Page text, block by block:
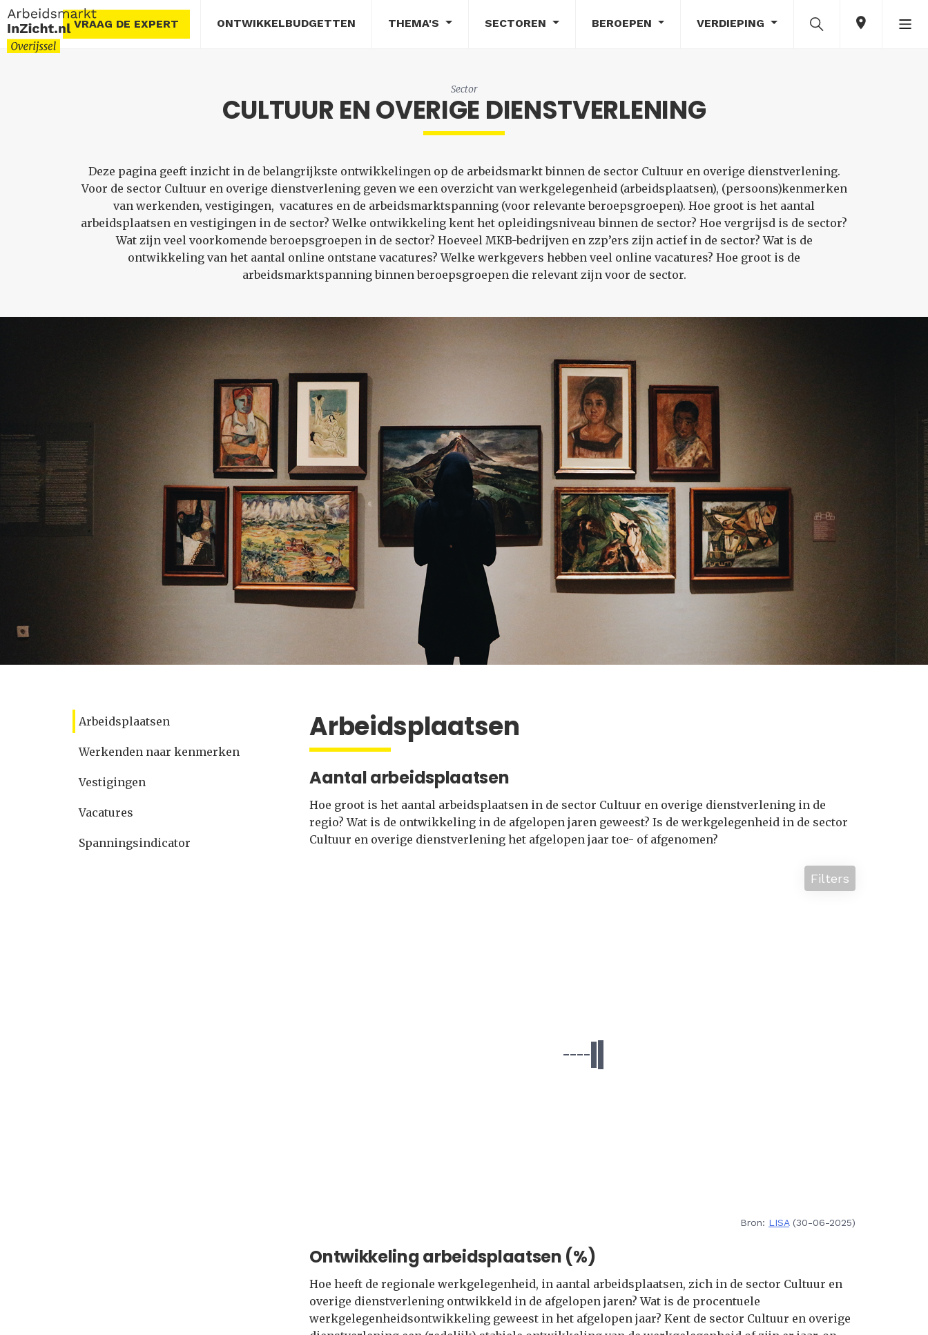
VRAAG DE EXPERT ONTWIKKELBUDGETTEN THEMA'S SECTOREN BEROEPEN VERDIEPING
Sector
CULTUUR EN OVERIGE DIENSTVERLENING
Deze pagina geeft inzicht in de belangrijkste ontwikkelingen op de arbeidsmarkt binnen de sector Cultuur en overige dienstverlening.
Voor de sector Cultuur en overige dienstverlening geven we een overzicht van werkgelegenheid (arbeidsplaatsen), (persoons)kenmerken
van werkenden, vestigingen, vacatures en de arbeidsmarktspanning (voor relevante beroepsgroepen). Hoe groot is het aantal
arbeidsplaatsen en vestigingen in de sector? Welke ontwikkeling kent het opleidingsniveau binnen de sector? Hoe vergrijsd is de sector?
Wat zijn veel voorkomende beroepsgroepen in de sector? Hoeveel MKB-bedrijven en zzp’ers zijn actief in de sector? Wat is de
ontwikkeling van het aantal online ontstane vacatures? Welke werkgevers hebben veel online vacatures? Hoe groot is de
arbeidsmarktspanning binnen beroepsgroepen die relevant zijn voor de sector.
Arbeidsplaatsen
Werkenden naar kenmerken
Vestigingen
Vacatures
Spanningsindicator
Arbeidsplaatsen
Aantal arbeidsplaatsen
Hoe groot is het aantal arbeidsplaatsen in de sector Cultuur en overige dienstverlening in de
regio? Wat is de ontwikkeling in de afgelopen jaren geweest? Is de werkgelegenheid in de sector
Cultuur en overige dienstverlening het afgelopen jaar toe- of afgenomen?
Filters
Bron: LISA(30-06-2025)
Ontwikkeling arbeidsplaatsen (%)
Hoe heeft de regionale werkgelegenheid, in aantal arbeidsplaatsen, zich in de sector Cultuur en
overige dienstverlening ontwikkeld in de afgelopen jaren? Wat is de procentuele
werkgelegenheidsontwikkeling geweest in het afgelopen jaar? Kent de sector Cultuur en overige